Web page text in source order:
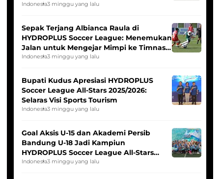
Seleksi Timnas Indonesia Putri
Indonesia3 minggu yang lalu
Sepak Terjang Albianca Raula di
HYDROPLUS Soccer League: Menemukan
Jalan untuk Mengejar Mimpi ke Timnas
Indonesia Putri
Indonesia3 minggu yang lalu
Bupati Kudus Apresiasi HYDROPLUS
Soccer League All-Stars 2025/2026:
Selaras Visi Sports Tourism
Indonesia3 minggu yang lalu
Goal Aksis U-15 dan Akademi Persib
Bandung U-18 Jadi Kampiun
HYDROPLUS Soccer League All-Stars
2025/2026
Indonesia3 minggu yang lalu